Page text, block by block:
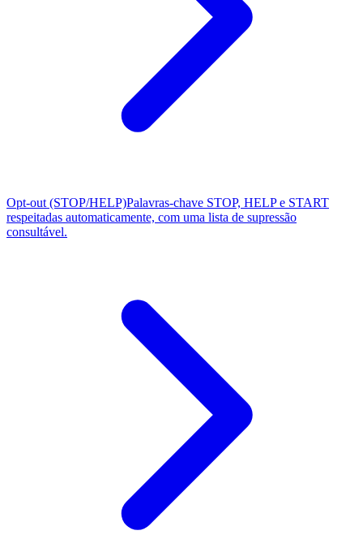
Opt-out (STOP/HELP)Palavras-chave STOP, HELP e START
respeitadas automaticamente, com uma lista de supressão
consultável.